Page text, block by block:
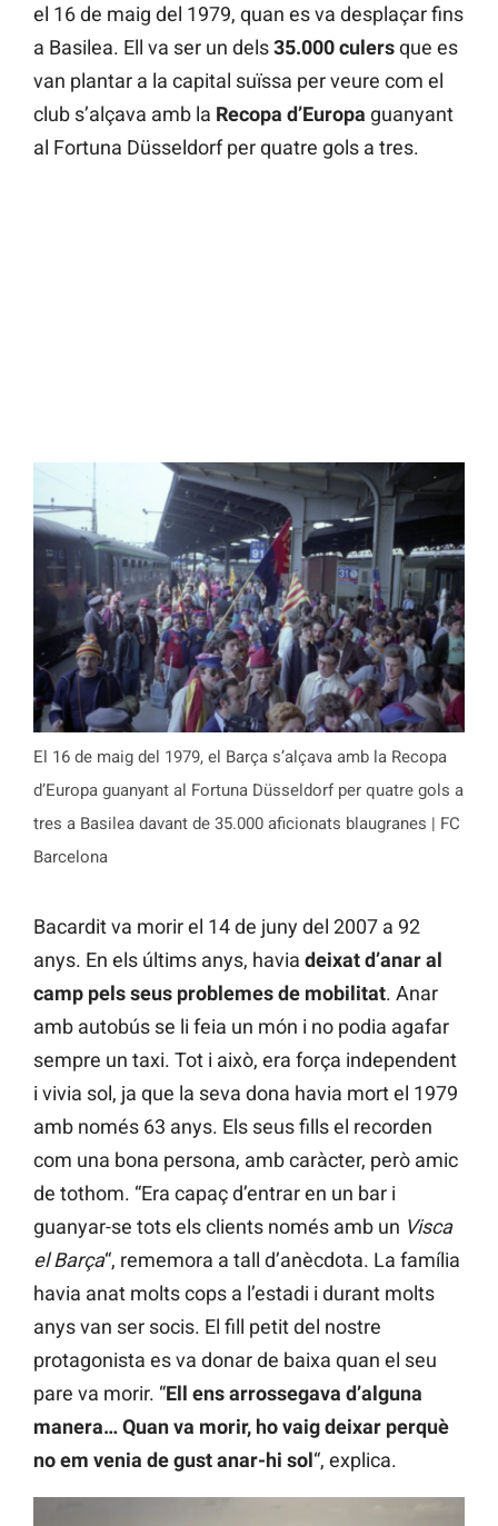
el 16 de maig del 1979, quan es va desplaçar fins
a Basilea. Ell va ser un dels35.000 culersque es
van plantar a la capital suïssa per veure com el
club s’alçava amb la Recopa d’Europa guanyant
al Fortuna Düsseldorf per quatre gols a tres.
El 16 de maig del 1979, el Barça s’alçava amb la Recopa
d’Europa guanyant al Fortuna Düsseldorf per quatre gols a
tres a Basilea davant de 35.000 aficionats blaugranes | FC
Barcelona
Bacardit va morir el 14 de juny del 2007 a 92
anys. En els últims anys, havia deixat d’anar al
camp pels seus problemes de mobilitat. Anar
amb autobús se li feia un món i no podia agafar
sempre un taxi. Tot i això, era força independent
i vivia sol, ja que la seva dona havia mort el 1979
amb només 63 anys. Els seus fills el recorden
com una bona persona, amb caràcter, però amic
de tothom. “Era capaç d’entrar en un bar i
guanyar-se tots els clients només amb un Visca
el Barça“, rememora a tall d’anècdota. La família
havia anat molts cops a l’estadi i durant molts
anys van ser socis. El fill petit del nostre
protagonista es va donar de baixa quan el seu
pare va morir. “Ell ens arrossegava d’alguna
manera… Quan va morir, ho vaig deixar perquè
no em venia de gust anar-hi sol“, explica.